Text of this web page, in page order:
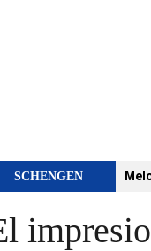
SCHENGEN